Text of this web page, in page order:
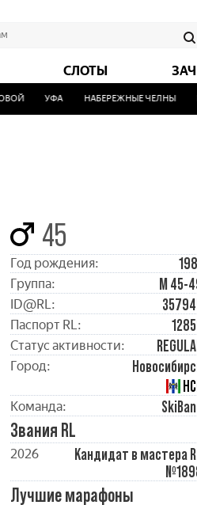
СЛОТЫ
УФА НАБЕРЕЖНЫЕ ЧЕЛНЫ
45
Год рождения:
Группа: М 45-
ID@RL:
Паспорт RL:
Статус активности:
Город:
Команда:
Звания RL
2026
Кандидат в мастера
Лучшие марафоны